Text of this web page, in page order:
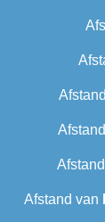
Afstand van